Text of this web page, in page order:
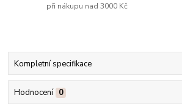
při nákupu nad 3000 Kč
Kompletní specifikace
Hodnocení 0